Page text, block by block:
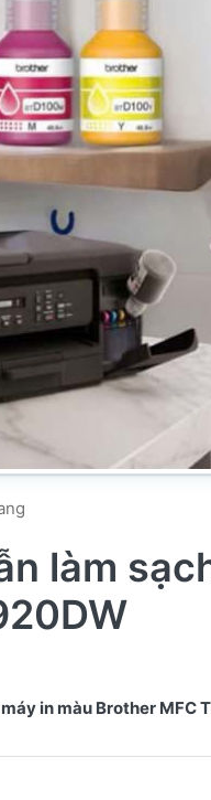
làm
in màu Brother MFC